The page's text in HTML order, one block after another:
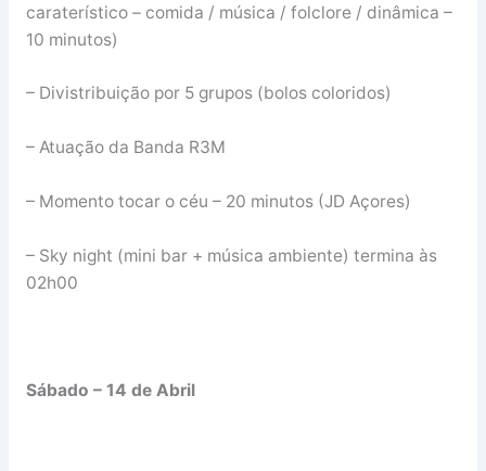
caraterístico – comida / música / folclore / dinâmica –
10 minutos)
– Divistribuição por 5 grupos (bolos coloridos)
– Atuação da Banda R3M
– Momento tocar o céu – 20 minutos (JD Açores)
– Sky night (mini bar + música ambiente) termina às
02h00
Sábado – 14 de Abril